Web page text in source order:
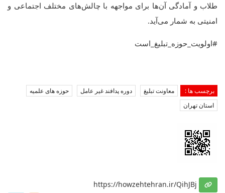
طلاب و آمادگی آن‌ها برای مواجهه با چالش‌های مختلف اجتماعی و
امنیتی به شمار می‌آید.
#اولویت_حوزه_تبلیغ_است
برچسب ها : معاونت تبلیغ دوره پدافند غیر عامل
حوزه های علمیه
استان تهران
https://howzehtehran.ir/QihJBj